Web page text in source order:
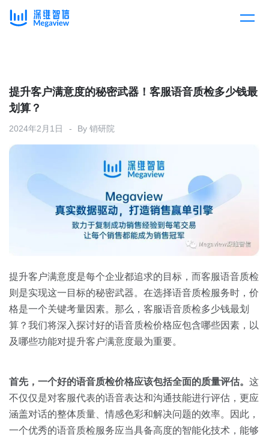
产品总览
产品集成
解决方案
按行业
教育
房地产
金融
按角色
销售人员
销售管理
客户案例
定价
资源中心
全部
白皮书
关于我们
预约演示
提升客户满意度的秘密武器！客服语音质检多少钱最
划算？
2024年2月1日 By 销研院
提升客户满意度是每个企业都追求的目标，而客服语音质检
则是实现这一目标的秘密武器。在选择语音质检服务时，价
格是一个关键考量因素。那么，客服语音质检多少钱最划
算？我们将深入探讨好的语音质检价格应包含哪些因素，以
及哪些功能对提升客户满意度最为重要。
首先，一个好的语音质检价格应该包括全面的质量评估。 这
不仅仅是对客服代表的语音表达和沟通技能进行评估，更应
涵盖对话的整体质量、情感色彩和解决问题的效率。因此，
一个优秀的语音质检服务应当具备高度的智能化技术，能够